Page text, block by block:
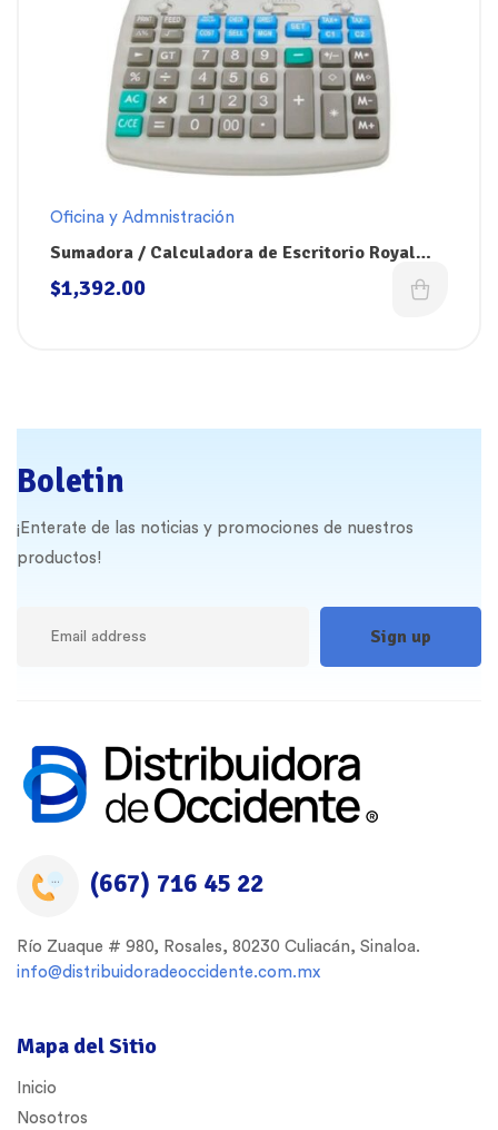
Oficina y Admnistración
Sumadora / Calculadora de Escritorio Royal
Print 44 – 12 Dígitos con Impresora Integrada
$1,392.00
Boletin
¡Enterate de las noticias y promociones de nuestros
productos!
Mapa del Sitio
Inicio
Nosotros
(667) 716 45 22
Río Zuaque # 980, Rosales, 80230 Culiacán, Sinaloa.
info@distribuidoradeoccidente.com.mx